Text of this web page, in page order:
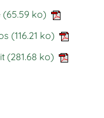
(65.59 ko)
(116.21 ko)
(281.68 ko)